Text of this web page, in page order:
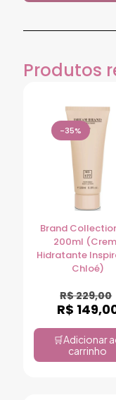
Produtos
-35%
Brand
200ml
Hidratante
Chloé)
R$229,00
R$
Adicionar
carrinho